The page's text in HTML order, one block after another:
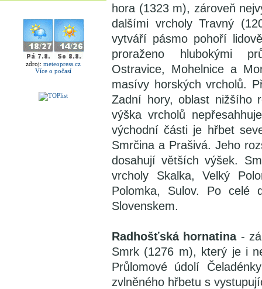
zdroj: meteopress.cz
Více o počasí
hora (1323 m), zároveň
dalšími vrcholy Travný
vytváří pásmo pohoří
proraženo hlubokými
Ostravice, Mohelnice a
masívy horských vrcholů.
Zadní hory, oblast nižšího
výška vrcholů
východní části je hřbet
Smrčina a Prašivá. Jeho
dosahují větších výšek.
vrcholy Skalka, Velký
Polomka, Sulov. Po celé
Slovenskem.
Radhošťská hornatina-
Smrk (1276 m), který je i
Průlomové údolí
zvlněného hřbetu s